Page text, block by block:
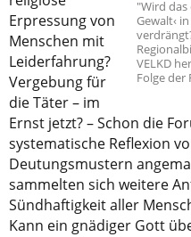
"Wird das
Gewalt‹
VELKD
Folge der
Erpressung von
Menschen mit
Leiderfahrung?
Vergebung für
die Täter – im
Ernst jetzt? – Schon die
systematische Reflexion
Deutungsmustern
sammelten sich weitere
Sündhaftigkeit aller
Kann ein gnädiger Gott